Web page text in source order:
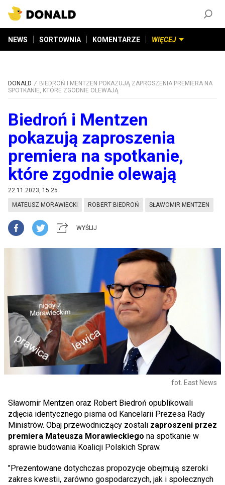
NEWS SORTOWNIA KOMENTARZE WIĘCEJ
DONALD
BIEDROŃ I MENTZEN POKAZUJĄ ZAPROSZENIA PREMIERA NA
SPOTKANIE, KTÓRE ZGODNIE OLEWAJĄ
Biedroń i Mentzen
pokazują zaproszenia
premiera na spotkanie,
które zgodnie olewają
22.11.2023, 15:25
MATEUSZ MORAWIECKI ROBERT BIEDROŃ SŁAWOMIR MENTZEN
WYŚLIJ
fot. East News
Sławomir Mentzen oraz Robert Biedroń opublikowali
zdjęcia identycznego pisma od Kancelarii Prezesa Rady
Ministrów. Obaj przewodniczący zostali zaproszeni przez
premiera Mateusza Morawieckiego na spotkanie w
sprawie budowania Koalicji Polskich Spraw.
"Prezentowane dotychczas propozycje obejmują szeroki
zakres kwestii, zarówno gospodarczych, jak i społecznych